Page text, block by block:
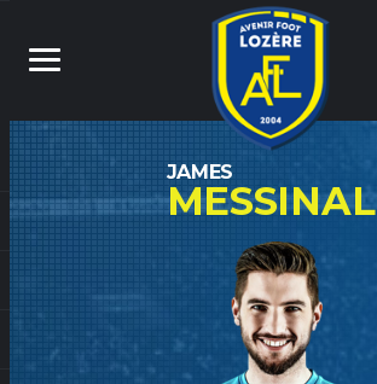
JAMES
MESSINAL